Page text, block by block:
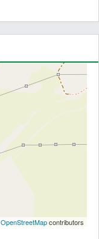
OpenStreetMapcontributors